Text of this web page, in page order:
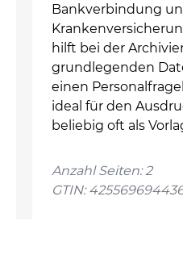
Bankverbindung
hilft bei der
grundlegenden
einen
ideal für den
beliebig oft als
Anzahl Seiten: 2
GTIN: